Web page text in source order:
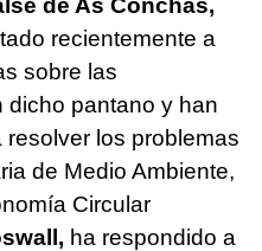
de As Conchas,
recientemente a
sobre las
dicho pantano y han
los problemas
de Medio Ambiente,
Circular
ha respondido a